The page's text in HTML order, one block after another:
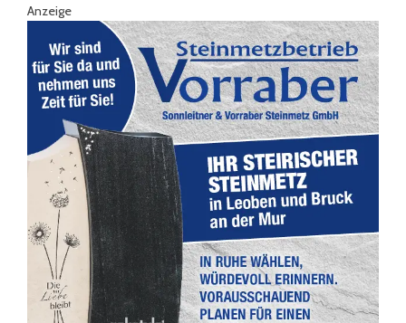
Anzeige